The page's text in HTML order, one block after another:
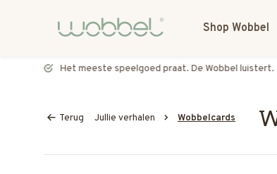
Shop Wobbel
Het meeste speelgoed praat. De Wobbel luistert.
Terug Jullie verhalen Wobbelcards